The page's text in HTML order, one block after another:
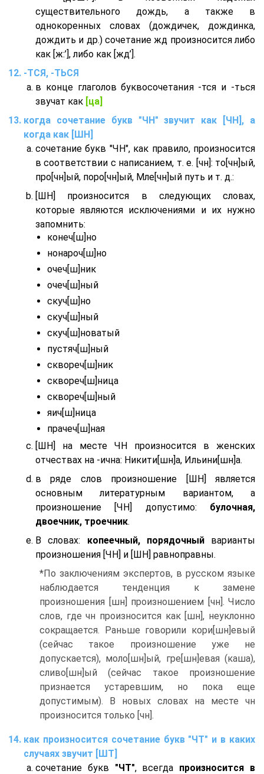
существительного дождь, а также в
однокоренных словах (дождичек, дождинка,
дождить и др.) сочетание жд произносится либо
как [ж:’], либо как [жд’].
-ТСЯ, -ТЬСЯ
в конце глаголов буквосочетания -тся и -ться
звучат как [ца]
когда сочетание букв "ЧН" звучит как [ЧН], а
когда как [ШН]
сочетание букв "ЧН", как правило, произносится
в соответствии с написанием, т. е. [чн]: то[чн]ый,
про[чн]ый, поро[чн]ый, Мле[чн]ый путь и т. д.:
[ШН] произносится в следующих словах,
которые являются исключениями и их нужно
запомнить:
конеч[ш]но
нонароч[ш]но
очеч[ш]ник
очеч[ш]ный
скуч[ш]но
скуч[ш]ный
скуч[ш]новатый
пустяч[ш]ный
сквореч[ш]ник
сквореч[ш]ница
сквореч[ш]ный
яич[ш]ница
прачеч[ш]ная
[ШН] на месте ЧН произносится в женских
отчествах на -ична: Никити[шн]а, Ильини[шн]а.
в ряде слов произношение [ШН] является
основным литературным вариантом, а
произношение [ЧН] допустимо: булочная,
двоечник, троечник.
В словах: копеечный, порядочныйварианты
произношения [ЧН] и [ШН] равноправны.
*По заключениям экспертов, в русском языке
наблюдается тенденция к замене
произношения [шн] произношением [чн]. Число
слов, где чн произносится как [шн], неуклонно
сокращается. Раньше говорили кори[шн]евый
(сейчас такое произношение уже не
допускается), моло[шн]ый, гре[шн]евая (каша),
сливо[шн]ый (сейчас такое произношение
признается устаревшим, но пока еще
допустимым). В новых словах на месте чн
произносится только [чн].
как произносится сочетание букв "ЧТ" и в каких
случаях звучит [ШТ]
сочетание букв "ЧТ", всегда произносится в